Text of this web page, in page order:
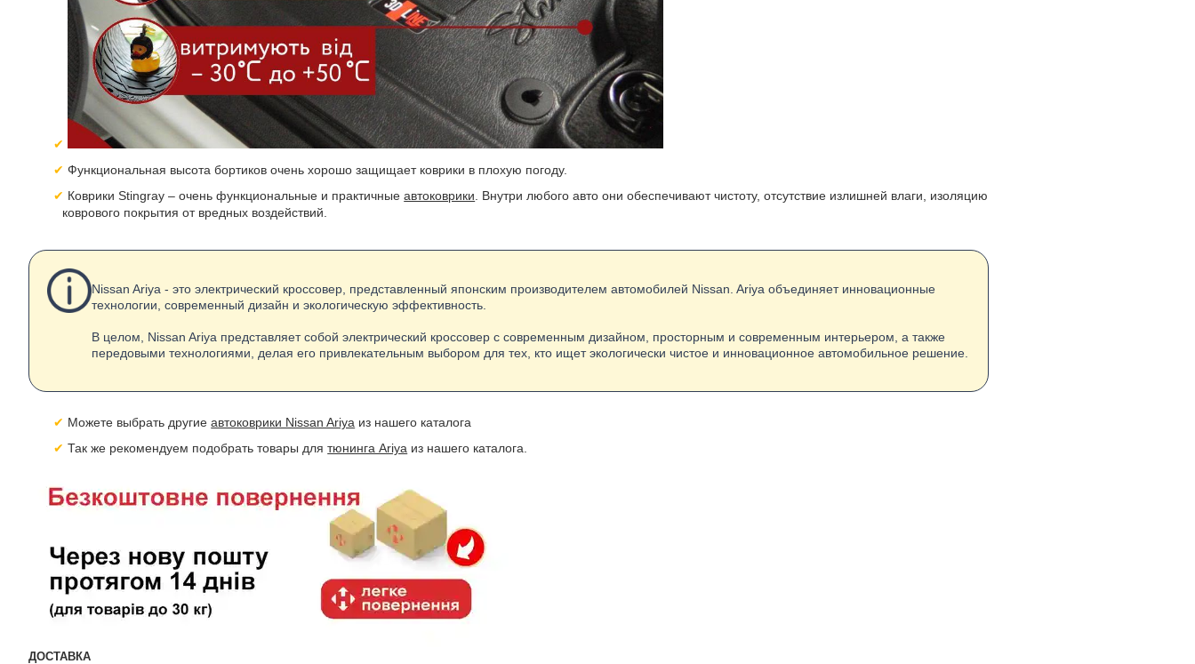
Функциональная высота бортиков очень хорошо защищает коврики в плохую погоду.
Коврики Stingray – очень функциональные и практичныеавтоковрики . Внутри любого авто они обеспечивают чистоту, отсутствие излишней влаги, изоляцию
коврового покрытия от вредных воздействий.
Nissan Ariya - это электрический кроссовер, представленный японским производителем автомобилей Nissan. Ariya объединяет инновационные
технологии, современный дизайн и экологическую эффективность.
В целом, Nissan Ariya представляет собой электрический кроссовер с современным дизайном, просторным и современным интерьером, а также
передовыми технологиями, делая его привлекательным выбором для тех, кто ищет экологически чистое и инновационное автомобильное решение.
Можете выбрать другиеавтоковрики Nissan Ariya из нашего каталога
Так же рекомендуем подобрать товары длятюнинга Ariya из нашего каталога.
ДОСТАВКА